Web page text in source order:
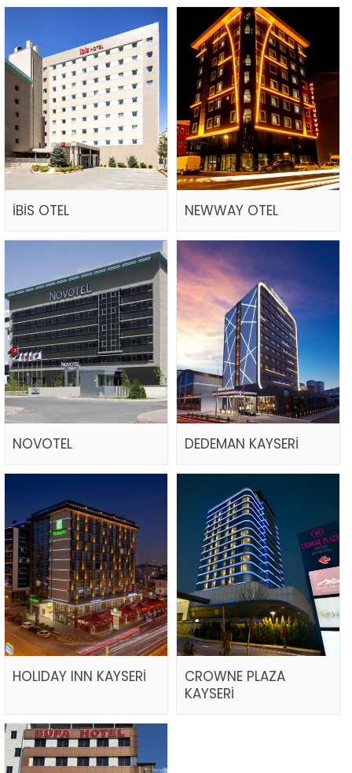
İBİS OTEL NEWWAY OTEL
NOVOTEL DEDEMAN KAYSERİ
HOLIDAY INN KAYSERİ
CROWNE PLAZA
KAYSERİ